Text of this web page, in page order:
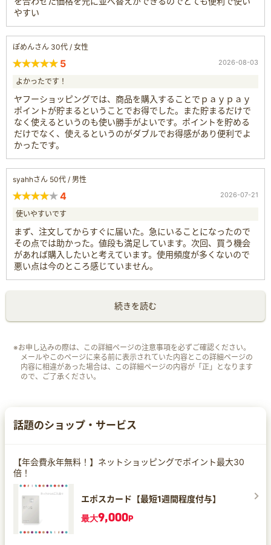
やすい
ぽめんさん 30代 / 女性
5 2026-08-03
よかったです！
ヤフーショッピングでは、商品を購入することでｐａｙｐａｙ
ポイントが貯まるということでお得でした。また貯まるだけで
なく使えるというのも使い勝手がよいです。ポイントを貯める
だけでなく、使えるというのがダブルでお得感があり便利でよ
かったです。
syahhさん 50代 / 男性
4 2026-07-21
使いやすいです
まず、注文してからすぐに届いた。急にいることになったので
その点では助かった。値段も満足しています。次回、買う機会
があれば購入したいと考えています。使用頻度が多くないので
悪い点は今のところ感じていません。
続きを読む
※お申し込みの際は、この詳細ページの注意事項を必ずご確認ください。
メールやこのページに来る前に表示されていた内容とこの詳細ページの
内容に相違があった場合は、この詳細ページの内容が「正」となります
ので、ご了承ください。
話題のショップ・サービス
【年会費永年無料！】ネットショッピングでポイント最大30
倍！
エポスカード【最短1週間程度付与】
最大9,000P